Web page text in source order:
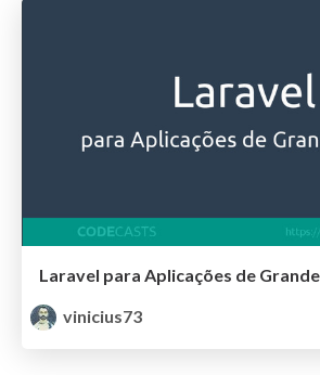
Laravel para Aplicações de
vinicius73